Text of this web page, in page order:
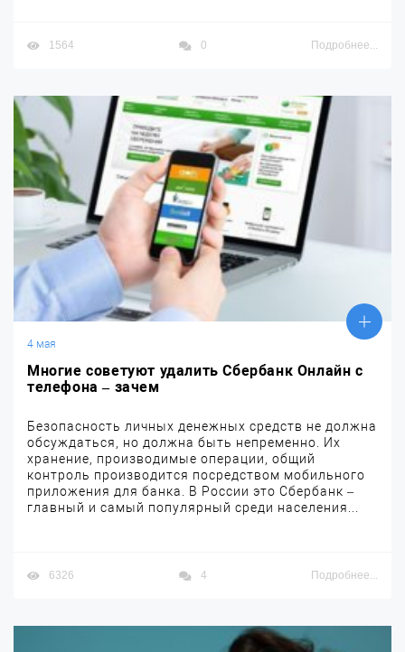
1564 0 Подробнее...
4 мая
Многие советуют удалить Сбербанк Онлайн с
телефона – зачем
Безопасность личных денежных средств не должна
обсуждаться, но должна быть непременно. Их
хранение, производимые операции, общий
контроль производится посредством мобильного
приложения для банка. В России это Сбербанк –
главный и самый популярный среди населения...
6326 4 Подробнее...